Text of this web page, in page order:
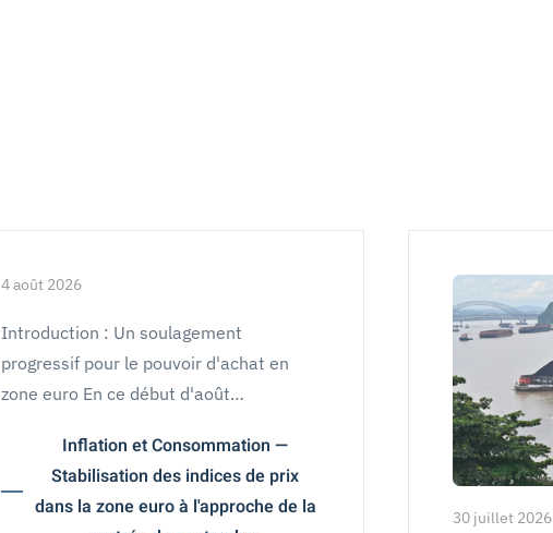
4 août 2026
Introduction : Un soulagement
progressif pour le pouvoir d'achat en
zone euro En ce début d'août…
Inflation et Consommation —
Stabilisation des indices de prix
dans la zone euro à l'approche de la
30 juillet 2026